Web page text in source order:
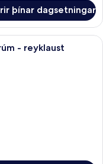
þínar dagsetningar
herbergi - 1 stórt tvíbreitt
- reyklaust